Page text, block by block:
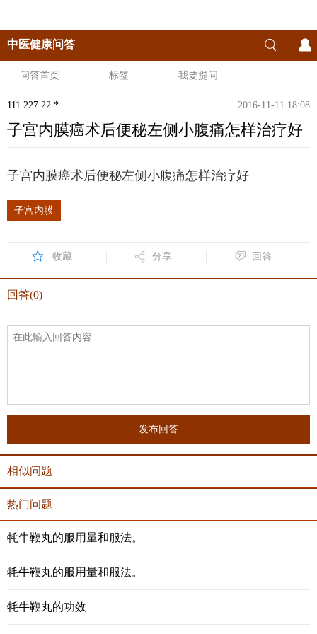
中医健康问答
问答首页 标签 我要提问
111.227.22.* 2016-11-11 18:08
子宫内膜癌术后便秘左侧小腹痛怎样治疗好
子宫内膜癌术后便秘左侧小腹痛怎样治疗好
子宫内膜
收藏 分享 回答
回答(0)
发布回答
相似问题
热门问题
牦牛鞭丸的服用量和服法。
牦牛鞭丸的服用量和服法。
牦牛鞭丸的功效